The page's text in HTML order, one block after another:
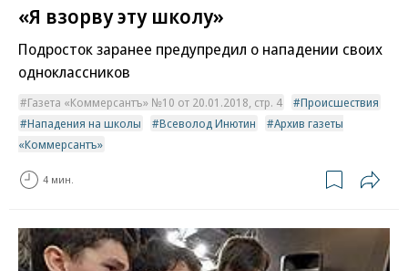
«Я взорву эту школу»
Подросток заранее предупредил о нападении своих
одноклассников
Газета «Коммерсантъ» №10 от 20.01.2018, стр. 4
Происшествия
Нападения на школы
Всеволод Инютин
Архив газеты
«Коммерсантъ»
4 мин.